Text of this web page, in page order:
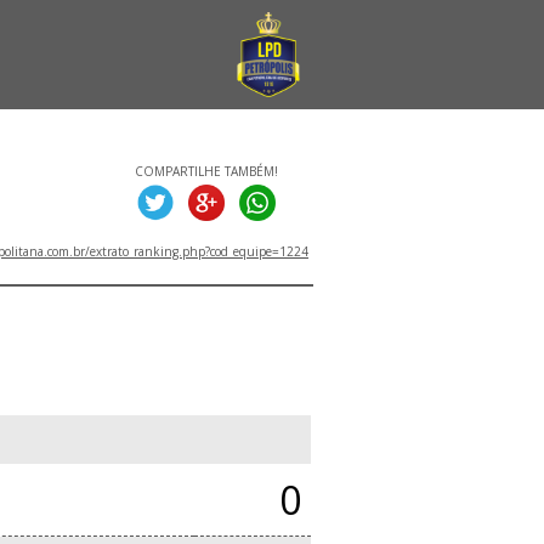
COMPARTILHE TAMBÉM!
extrato_ranking.php?cod_equipe=1224
0